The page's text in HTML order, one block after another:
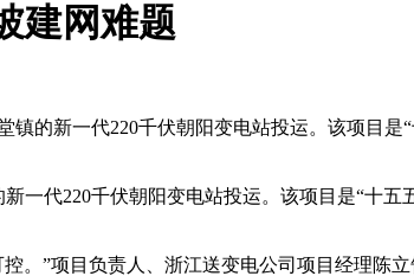
建网难题
的新一代220千伏朝阳变电站投运。该项目是
代220千伏朝阳变电站投运。该项目是“十五
。”项目负责人、浙江送变电公司项目经理陈